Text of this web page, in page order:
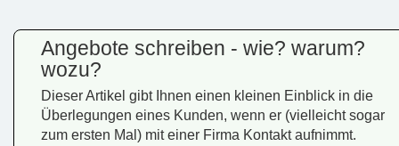
Angebote schreiben - wie? warum?
wozu?
Dieser Artikel gibt Ihnen einen kleinen Einblick in die
Überlegungen eines Kunden, wenn er (vielleicht sogar
zum ersten Mal) mit einer Firma Kontakt aufnimmt.